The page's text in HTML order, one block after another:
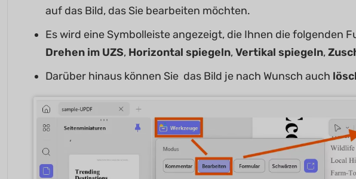
auf das Bild, das Sie bearbeiten möchten.
Es wird eine Symbolleiste angezeigt, die Ihnen die folgenden
Drehen im UZS, Horizontal spiegeln,Vertikal spiegeln,
Darüber hinaus können Sie das Bild je nach Wunsch auch